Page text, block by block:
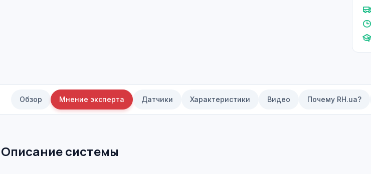
Обзор Мнение эксперта Датчики Характеристики Видео Почему RH.ua?
Описание системы